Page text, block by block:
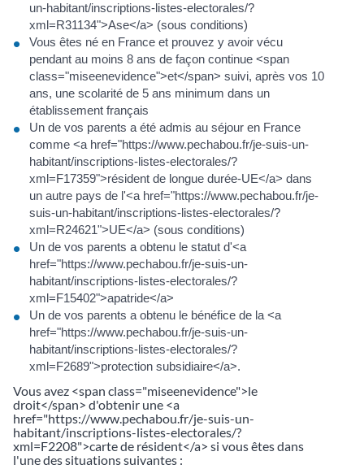
un-habitant/inscriptions-listes-electorales/?
xml=R31134">Ase</a> (sous conditions)
Vous êtes né en France et prouvez y avoir vécu
pendant au moins 8 ans de façon continue <span
class="miseenevidence">et</span> suivi, après vos 10
ans, une scolarité de 5 ans minimum dans un
établissement français
Un de vos parents a été admis au séjour en France
comme <a href="https://www.pechabou.fr/je-suis-un-
habitant/inscriptions-listes-electorales/?
xml=F17359">résident de longue durée-UE</a> dans
un autre pays de l'<a href="https://www.pechabou.fr/je-
suis-un-habitant/inscriptions-listes-electorales/?
xml=R24621">UE</a> (sous conditions)
Un de vos parents a obtenu le statut d'<a
href="https://www.pechabou.fr/je-suis-un-
habitant/inscriptions-listes-electorales/?
xml=F15402">apatride</a>
Un de vos parents a obtenu le bénéfice de la <a
href="https://www.pechabou.fr/je-suis-un-
habitant/inscriptions-listes-electorales/?
xml=F2689">protection subsidiaire</a>.
Vous avez <span class="miseenevidence">le
droit</span> d'obtenir une <a
href="https://www.pechabou.fr/je-suis-un-
habitant/inscriptions-listes-electorales/?
xml=F2208">carte de résident</a> si vous êtes dans
l'une des situations suivantes :